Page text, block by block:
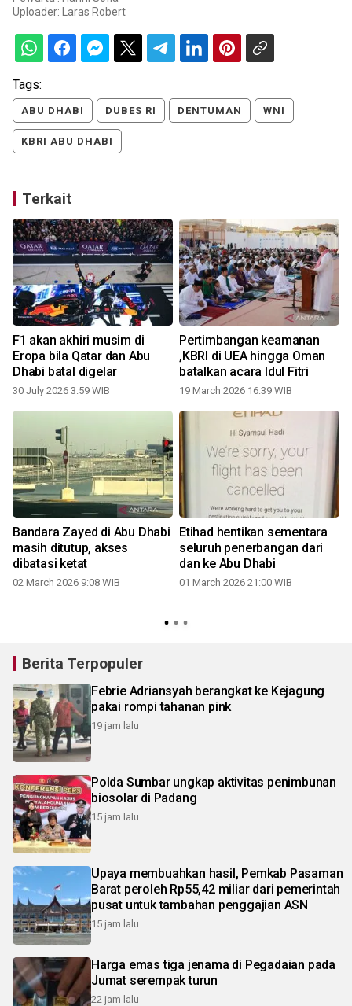
Uploader:
Laras Robert
Tags:
ABU DHABI DUBES RI DENTUMAN WNI
KBRI ABU DHABI
Terkait
F1 akan akhiri musim di
Eropa bila Qatar dan Abu
Dhabi batal digelar
30 July 2026 3:59 WIB
Pertimbangan keamanan
,KBRI di UEA hingga Oman
batalkan acara Idul Fitri
19 March 2026 16:39 WIB
Bandara Zayed di Abu Dhabi
masih ditutup, akses
dibatasi ketat
02 March 2026 9:08 WIB
Etihad hentikan sementara
seluruh penerbangan dari
dan ke Abu Dhabi
01 March 2026 21:00 WIB
Berita Terpopuler
Febrie Adriansyah berangkat ke Kejagung
pakai rompi tahanan pink
19 jam lalu
Polda Sumbar ungkap aktivitas penimbunan
biosolar di Padang
15 jam lalu
Upaya membuahkan hasil, Pemkab Pasaman
Barat peroleh Rp55,42 miliar dari pemerintah
pusat untuk tambahan penggajian ASN
15 jam lalu
Harga emas tiga jenama di Pegadaian pada
Jumat serempak turun
22 jam lalu